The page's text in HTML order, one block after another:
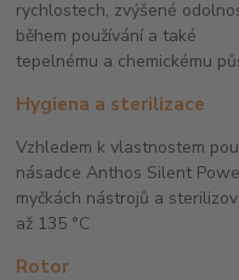
rychlostech, zvýšené
během používání a také
tepelnému a chemickému
Hygiena a sterilizace
Vzhledem k vlastnostem
násadce Anthos Silent
myčkách nástrojů a
až 135 °C
Rotor